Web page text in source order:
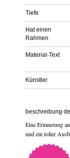
Tiefe
Hat einen
Rahmen
Material-Text
Künstler
beschreibung
Eine Erinnerung
und ein toller